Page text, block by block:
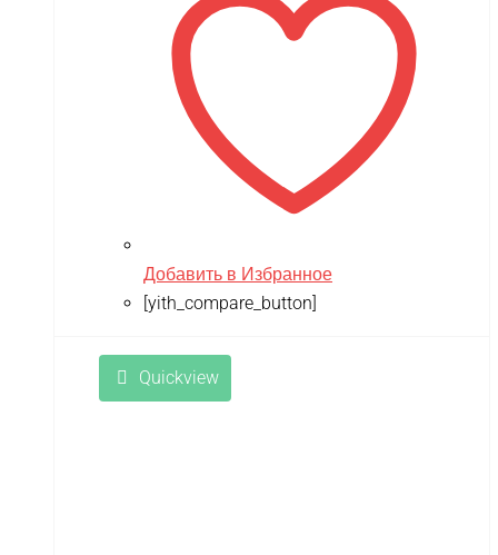
Добавить в Избранное
[yith_compare_button]
Quickview